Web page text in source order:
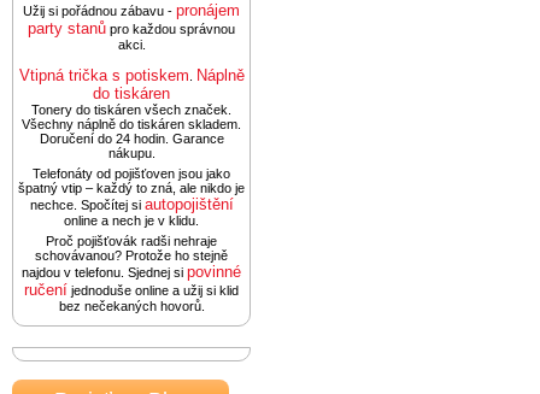
Užij si pořádnou zábavu - pronájem
party stanů pro každou správnou
akci.
Vtipná trička s potiskem Náplně
do tiskáren
Tonery do tiskáren všech značek.
Všechny náplně do tiskáren skladem.
Doručení do 24 hodin. Garance
nákupu.
Telefonáty od pojišťoven jsou jako
špatný vtip – každý to zná, ale nikdo je
nechce. Spočítej si autopojištění
online a nech je v klidu.
Proč pojišťovák radši nehraje
schovávanou? Protože ho stejně
najdou v telefonu. Sjednej si povinné
ručení jednoduše online a užij si klid
bez nečekaných hovorů.